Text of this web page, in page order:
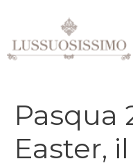
contenuto
Pasqua
Easter, il